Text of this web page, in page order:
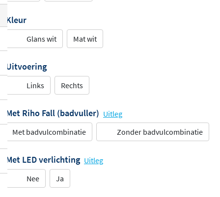
Kleur
Glans wit Mat wit
Uitvoering
Links Rechts
Met Riho Fall (badvuller) Uitleg
Met badvulcombinatie
Zonder badvulcombinatie
Met LED verlichting Uitleg
Nee
Ja